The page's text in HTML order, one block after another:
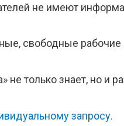
не имеют
свободные рабочие
не только знает, но и
запросу.